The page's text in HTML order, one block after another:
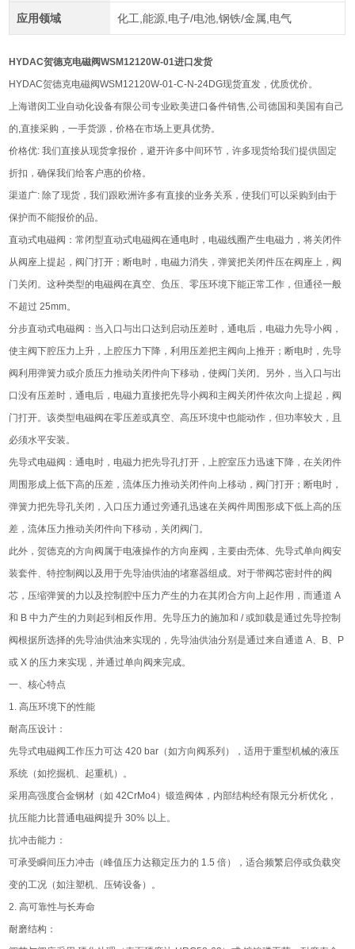
应用领域 化工,能源,电子/电池,钢铁/金属,电气
HYDAC贺德克电磁阀WSM12120W-01进口发货
HYDAC贺德克电磁阀WSM12120W-01-C-N-24DG现货直发，优质优价。
上海谱闵工业自动化设备有限公司专业欧美进口备件销售,公司德国和美国有自己
的,直接采购，一手货源，价格在市场上更具优势。
价格优: 我们直接从现货拿报价，避开许多中间环节，许多现货给我们提供固定
折扣，确保我们给客户惠的价格。
渠道广: 除了现货，我们跟欧洲许多有直接的业务关系，使我们可以采购到由于
保护而不能报价的品。
直动式电磁阀：常闭型直动式电磁阀在通电时，电磁线圈产生电磁力，将关闭件
从阀座上提起，阀门打开；断电时，电磁力消失，弹簧把关闭件压在阀座上，阀
门关闭。这种类型的电磁阀在真空、负压、零压环境下能正常工作，但通径一般
不超过 25mm。
分步直动式电磁阀：当入口与出口达到启动压差时，通电后，电磁力先导小阀，
使主阀下腔压力上升，上腔压力下降，利用压差把主阀向上推开；断电时，先导
阀利用弹簧力或介质压力推动关闭件向下移动，使阀门关闭。另外，当入口与出
口没有压差时，通电后，电磁力直接把先导小阀和主阀关闭件依次向上提起，阀
门打开。该类型电磁阀在零压差或真空、高压环境中也能动作，但功率较大，且
必须水平安装。
先导式电磁阀：通电时，电磁力把先导孔打开，上腔室压力迅速下降，在关闭件
周围形成上低下高的压差，流体压力推动关闭件向上移动，阀门打开；断电时，
弹簧力把先导孔关闭，入口压力通过旁通孔迅速在关阀件周围形成下低上高的压
差，流体压力推动关闭件向下移动，关闭阀门。
此外，贺德克的方向阀属于电液操作的方向座阀，主要由壳体、先导式单向阀安
装套件、特控制阀以及用于先导油供油的堵塞器组成。对于带阀芯密封件的阀
芯，压缩弹簧的力以及控制腔中压力产生的力在其闭合方向上起作用，而通道 A
和 B 中力产生的力则起到相反作用。先导压力的施加和 / 或卸载是通过先导控制
阀根据所选择的先导油供油来实现的，先导油供油分别是通过来自通道 A、B、P
或 X 的压力来实现，并通过单向阀来完成。
一、核心特点
1. 高压环境下的性能
耐高压设计：
先导式电磁阀工作压力可达 420 bar（如方向阀系列），适用于重型机械的液压
系统（如挖掘机、起重机）。
采用高强度合金钢材（如 42CrMo4）锻造阀体，内部结构经有限元分析优化，
抗压能力比普通电磁阀提升 30% 以上。
抗冲击能力：
可承受瞬间压力冲击（峰值压力达额定压力的 1.5 倍），适合频繁启停或负载突
变的工况（如注塑机、压铸设备）。
2. 高可靠性与长寿命
耐磨结构：